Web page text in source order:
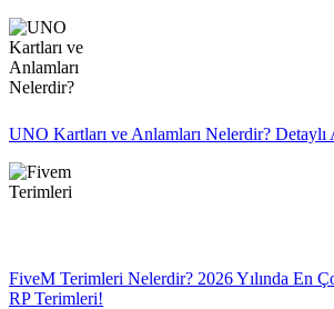
UNO Kartları ve Anlamları Nelerdir? Detaylı
FiveM Terimleri Nelerdir? 2026 Yılında En
RP Terimleri!